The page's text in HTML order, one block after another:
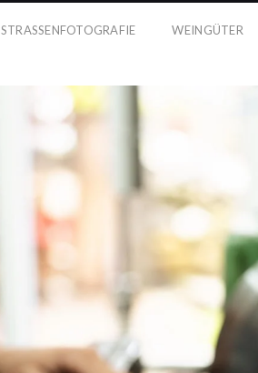
STRASSENFOTOGRAFIE WEINGÜTER